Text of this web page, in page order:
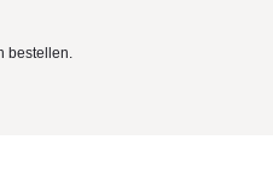
bestellen.